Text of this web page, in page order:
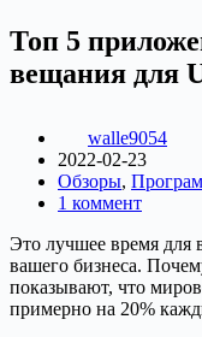
Топ 5
вещания для
walle9054
2022-02-23
Обзоры,
1 коммент
Это лучшее время для
вашего бизнеса.
показывают, что
примерно на 20%